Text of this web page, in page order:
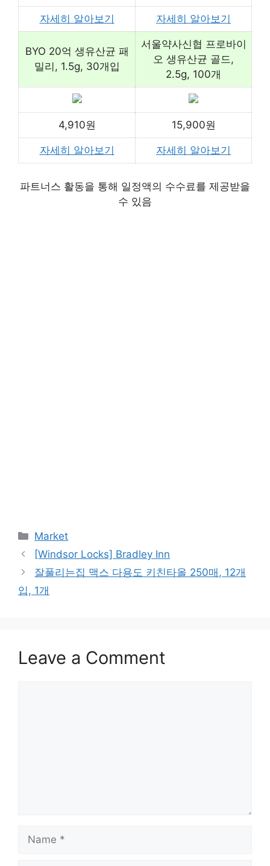
자세히 알아보기 자세히 알아보기
BYO 20억 생유산균 패
밀리, 1.5g, 30개입
서울약사신협 프로바이
오 생유산균 골드,
2.5g, 100개
4,910원 15,900원
자세히 알아보기 자세히 알아보기
파트너스 활동을 통해 일정액의 수수료를 제공받을
수 있음
Categories
Market
[Windsor Locks] Bradley Inn
잘풀리는집 맥스 다용도 키친타올 250매, 12개
입, 1개
Leave a Comment
Name